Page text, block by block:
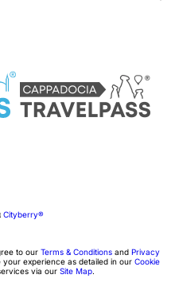
Cityberry®
to our Terms & Conditions and Privacy
experience as detailed in our Cookie
via our Site Map.